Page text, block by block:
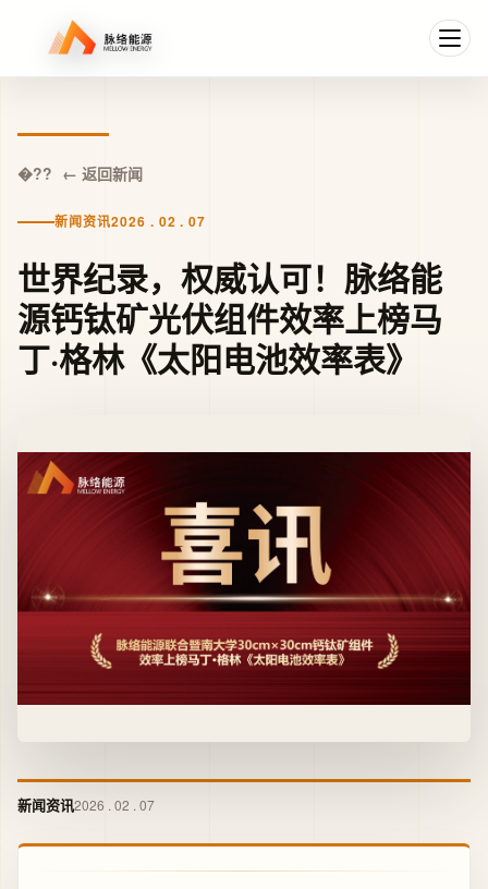
← 返回新闻
新闻资讯2026 . 02 . 07
世界纪录，权威认可！脉络能
源钙钛矿光伏组件效率上榜马
丁·格林《太阳电池效率表》
新闻资讯2026 . 02 . 07